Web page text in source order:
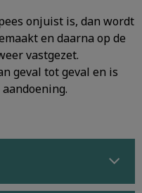
onjuist is, dan wordt
en daarna op de
vastgezet.
geval tot geval en is